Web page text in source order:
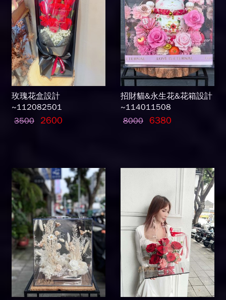
玫瑰花盒設計
~112082501
3500
2600
招財貓&永生花&花箱設計
~114011508
8000 6380